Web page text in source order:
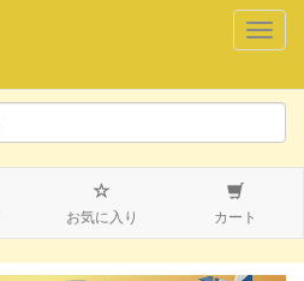
お気に入り カート